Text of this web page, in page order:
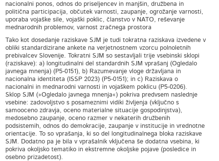
nacionalni ponos, odnos do priseljencev in manjšin, družbena in
politična participacija, občutek varnosti, zaupanje, ogrožanje varnosti,
uporaba vojaške sile, vojaški poklic, članstvo v NATO, reševanje
mednarodnih problemov, varnost zračnega prostora
Tako kot dosedanje raziskave SJM je tudi tokratna raziskava izvedene v
obliki standardizirane ankete na verjetnostnem vzorcu polnoletnih
prebivalcev Slovenije. Tokratni SJM so sestavljali trije vsebinski sklopi
(raziskave): a) longitudinalni del standardnih SJM vprašanj (Ogledalo
javnega mnenja) (P5-0151), b) Razumevanje vloge državljana in
nacionalna identiteta (ISSP 2023) (P5-0151); in c) Raziskava o
nacionalni in mednarodni varnosti in vojaškem poklicu (P5-0206).
Sklop SJM (»Ogledalo javnega mnenja«) pokriva predvsem naslednje
vsebine: zadovoljstvo s posameznimi vidiki življenja (vključno s
samooceno zdravja, oceno materialne situacije gospodinjstva),
medosebno zaupanje, oceno razmer v nekaterih družbenih
podsistemih, odnos do demokracije, zaupanje v institucije in vrednotne
orientacije. To so vprašanja, ki so del longitudinalnega bloka raziskave
SJM. Dodatno pa je bila v vprašalnik vključena še dodatna vsebina, ki
pokriva okoljsko tematiko in ekstremne okoljske pojave (posledice in
osebno prizadetost).